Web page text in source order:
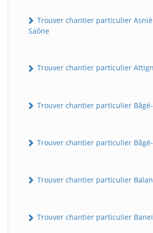
Trouver chantier particulier
Saône
Trouver chantier particulier
Trouver chantier particulier
Trouver chantier particulier
Trouver chantier particulier Balan
Trouver chantier particulier